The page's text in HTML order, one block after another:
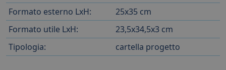
Formato esterno LxH:
25x35 cm
Formato utile LxH:
23,5x34,5x3 cm
Tipologia:
cartella progetto